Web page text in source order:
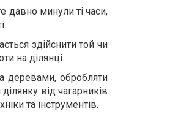
давно минули ті часи,
здійснити той чи
на ділянці.
деревами, обробляти
від чагарників
та інструментів.